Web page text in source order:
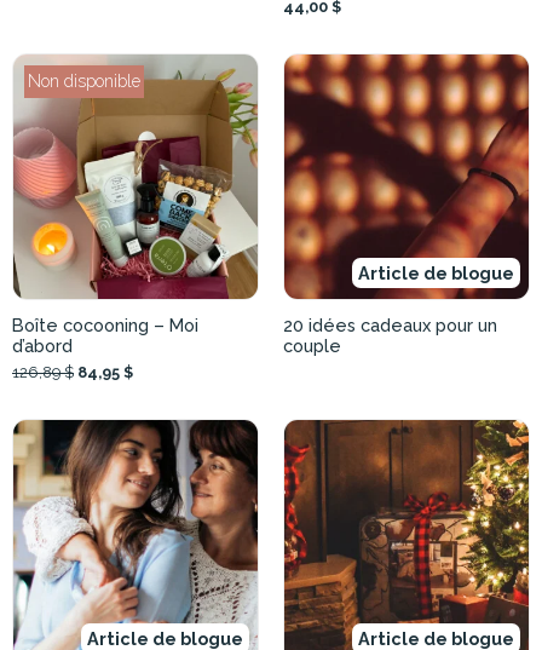
44,00 $
Non disponible
Boîte cocooning – Moi
d’abord
126,89 $ 84,95 $
Article de blogue
20 idées cadeaux pour un
couple
Article de blogue Article de blogue